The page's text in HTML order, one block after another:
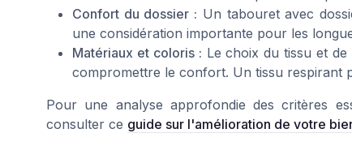
Confort du dossier : Un tabouret avec
une considération importante pour les
Matériaux et coloris : Le choix du tissu et
compromettre le confort. Un tissu respirant
Pour une analyse approfondie des critères
consulter ce guide sur l'amélioration de votre